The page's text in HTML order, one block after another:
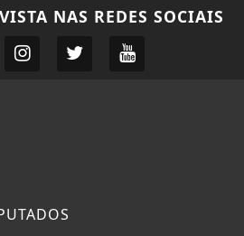
NAS REDES SOCIAIS